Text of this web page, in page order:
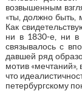
возвышенным
«ты, должно быть,
Как
ни в 1830-е, ни в
связывалось с
давшей ряд
мотив
что
петербургскому